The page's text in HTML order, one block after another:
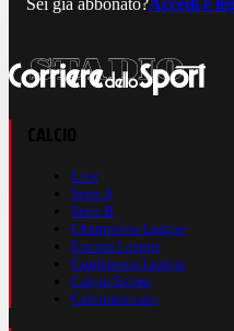
Sei già abbonato?Accedi e
Live
Serie A
Serie B
Champions League
Europa League
Conference League
Calcio Estero
Calciomercato